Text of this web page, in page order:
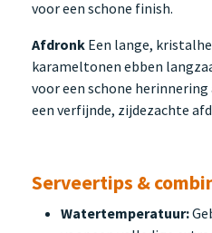
voor een schone finish.
Afdronk Een lange,
karameltonen ebben
voor een schone
een verfijnde, zijdezachte
Serveertips &
Watertemperatuur: